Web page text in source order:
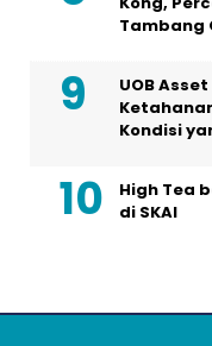
Tambang
UOB
Kondisi
High Tea
di SKAI